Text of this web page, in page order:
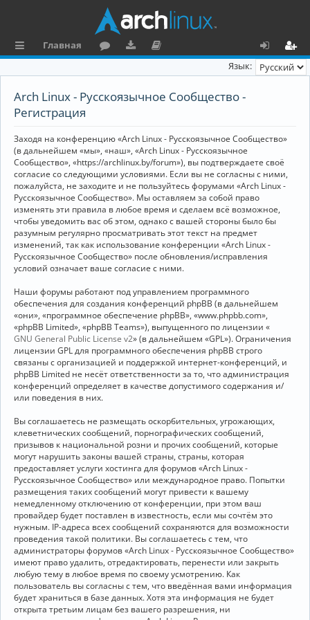
л
и
Главная
н
та
ц
и
я
х
ег
Язык:
Arch Linux - Русскоязычное Сообщество -
Регистрация
Заходя на конференцию «Arch Linux - Русскоязычное Сообщество»
(в дальнейшем «мы», «наш», «Arch Linux - Русскоязычное
Сообщество», «https://archlinux.by/forum»), вы подтверждаете своё
согласие со следующими условиями. Если вы не согласны с ними,
пожалуйста, не заходите и не пользуйтесь форумами «Arch Linux -
Русскоязычное Сообщество». Мы оставляем за собой право
изменять эти правила в любое время и сделаем всё возможное,
чтобы уведомить вас об этом, однако с вашей стороны было бы
разумным регулярно просматривать этот текст на предмет
изменений, так как использование конференции «Arch Linux -
Русскоязычное Сообщество» после обновления/исправления
условий означает ваше согласие с ними.
Наши форумы работают под управлением программного
обеспечения для создания конференций phpBB (в дальнейшем
«они», «программное обеспечение phpBB», «www.phpbb.com»,
«phpBB Limited», «phpBB Teams»), выпущенного по лицензии «
GNU General Public License v2» (в дальнейшем «GPL»). Ограничения
лицензии GPL для программного обеспечения phpBB строго
связаны с организацией и поддержкой интернет-конференций, и
phpBB Limited не несёт ответственности за то, что администрация
конференций определяет в качестве допустимого содержания и/
или поведения в них.
Вы соглашаетесь не размещать оскорбительных, угрожающих,
клеветнических сообщений, порнографических сообщений,
призывов к национальной розни и прочих сообщений, которые
могут нарушить законы вашей страны, страны, которая
предоставляет услуги хостинга для форумов «Arch Linux -
Русскоязычное Сообщество» или международное право. Попытки
размещения таких сообщений могут привести к вашему
немедленному отключению от конференции, при этом ваш
провайдер будет поставлен в известность, если мы сочтём это
нужным. IP-адреса всех сообщений сохраняются для возможности
проведения такой политики. Вы соглашаетесь с тем, что
администраторы форумов «Arch Linux - Русскоязычное Сообщество»
имеют право удалить, отредактировать, перенести или закрыть
любую тему в любое время по своему усмотрению. Как
пользователь вы согласны с тем, что введённая вами информация
будет храниться в базе данных. Хотя эта информация не будет
открыта третьим лицам без вашего разрешения, ни